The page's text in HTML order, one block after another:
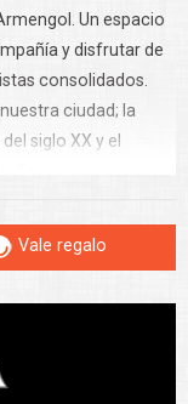
Un espacio
y disfrutar de
consolidados.
ciudad; la
siglo XX y el
Europa, seguido de
y visceral del
Vale regalo